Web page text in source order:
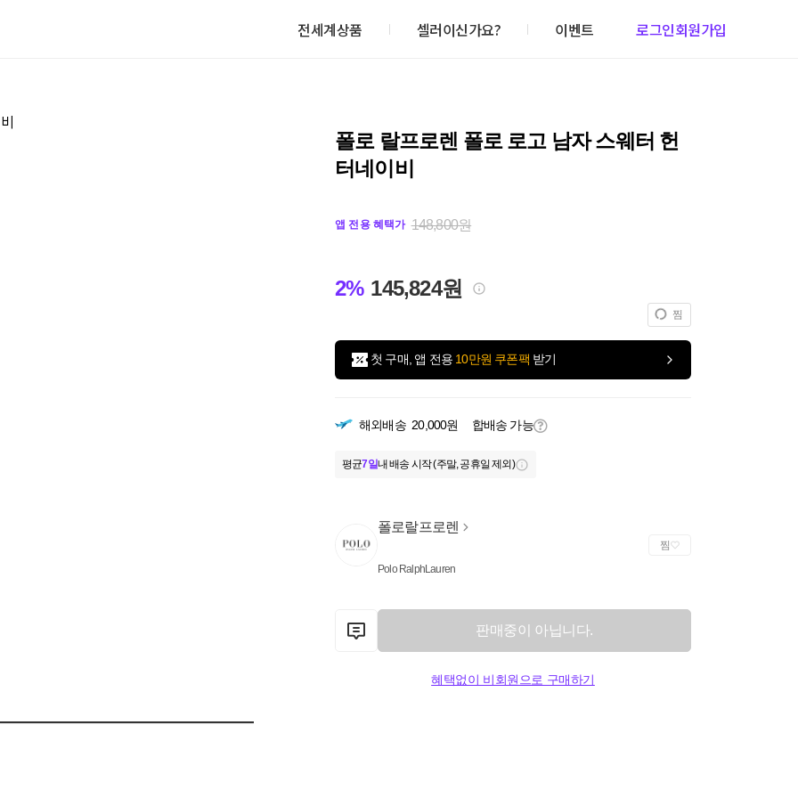
전세계상품 셀러이신가요? 이벤트 로그인회원가입
폴로 랄프로렌 폴로 로고 남자 스웨터 헌
터네이비
앱 전용 혜택가 148,800원
2% 145,824원
찜
첫 구매, 앱 전용 10만원 쿠폰팩 받기
해외배송 20,000원 합배송 가능
평균7일내 배송 시작 (주말, 공휴일 제외)
폴로랄프로렌
Polo RalphLauren
찜
판매중이 아닙니다.
혜택없이 비회원으로 구매하기